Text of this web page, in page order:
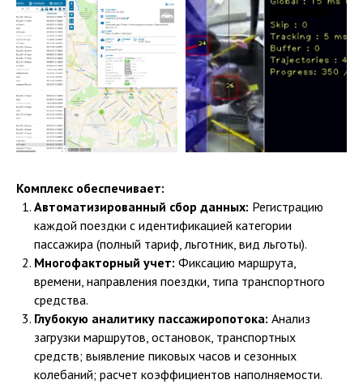
Комплекс обеспечивает:
Автоматизированный сбор данных: Регистрацию
каждой поездки с идентификацией категории
пассажира (полный тариф, льготник, вид льготы).
Многофакторный учет: Фиксацию маршрута,
времени, направления поездки, типа транспортного
средства.
Глубокую аналитику пассажиропотока: Анализ
загрузки маршрутов, остановок, транспортных
средств; выявление пиковых часов и сезонных
колебаний; расчет коэффициентов наполняемости.